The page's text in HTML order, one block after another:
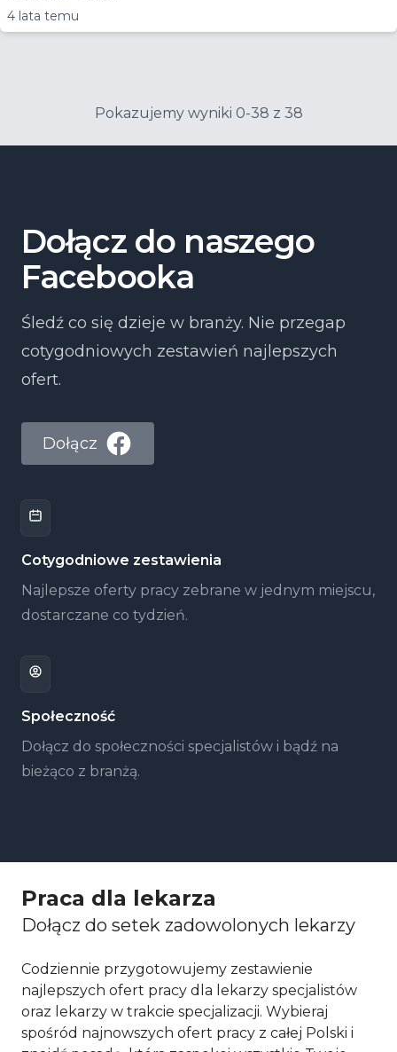
4 lata temu
Pokazujemy wyniki 0-38 z 38
Dołącz do naszego
Facebooka
Śledź co się dzieje w branży. Nie przegap
cotygodniowych zestawień najlepszych
ofert.
Dołącz
Cotygodniowe zestawienia
Najlepsze oferty pracy zebrane w jednym miejscu,
dostarczane co tydzień.
Społeczność
Dołącz do społeczności specjalistów i bądź na
bieżąco z branżą.
Praca dla lekarza
Dołącz do setek zadowolonych lekarzy
Codziennie przygotowujemy zestawienie
najlepszych ofert pracy dla lekarzy specjalistów
oraz lekarzy w trakcie specjalizacji. Wybieraj
spośród najnowszych ofert pracy z całej Polski i